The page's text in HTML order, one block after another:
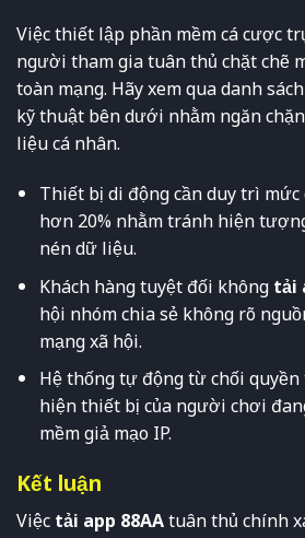
Việc thiết lập phần mềm cá cược
người tham gia tuân thủ chặt chẽ
toàn mạng. Hãy xem qua danh
kỹ thuật bên dưới nhằm ngăn
liệu cá nhân.
Thiết bị di động cần duy trì
hơn 20% nhằm tránh hiện
nén dữ liệu.
Khách hàng tuyệt đối khôngtải
hội nhóm chia sẻ không rõ
mạng xã hội.
Hệ thống tự động từ chối
hiện thiết bị của người chơi
mềm giả mạo IP.
Kết luận
Việctải app 88AAtuân thủ chính